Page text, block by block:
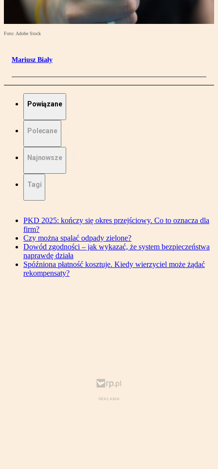
Foto: Adobe Stock
Mariusz Biały
Powiązane
Polecane
Najnowsze
Tagi
PKD 2025: kończy się okres przejściowy. Co to oznacza dla
firm?
Czy można spalać odpady zielone?
Dowód zgodności – jak wykazać, że system bezpieczeństwa
naprawdę działa
Spóźniona płatność kosztuje. Kiedy wierzyciel może żądać
rekompensaty?